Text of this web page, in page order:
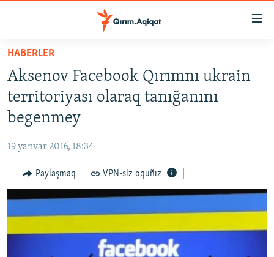
Esas
qaytmaq
Baş
navigatsiyağa
qaytmaq
Qıdıruvğa
qaytmaq
HABERLER
İQTİSADİYAT
MEDENİYET
İNSAN AQLARI
VİDEO
SÜRET
HABERLER
Aksenov Facebook Qırımnı ukrain
territoriyası olaraq tanığanını
begenmey
19 yanvar 2016, 18:34
Paylaşmaq VPN-siz oquñız